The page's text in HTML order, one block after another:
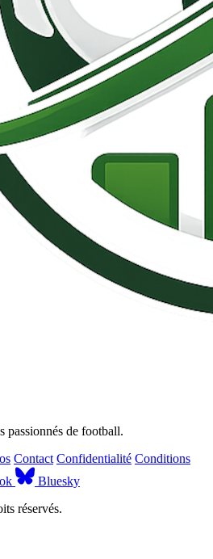
passionnés de football.
Contact Confidentialité Conditions
Bluesky
réservés.